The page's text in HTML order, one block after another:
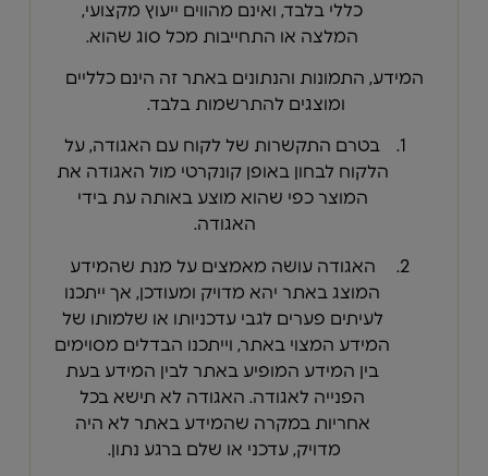
כללי בלבד, ואינם מהווים ייעוץ מקצועי,
המלצה או התחייבות מכל סוג שהוא.
המידע, התמונות והנתונים באתר זה הינם כלליים
ומוצגים להתרשמות בלבד.
בטרם התקשרות של לקוח עם האגודה, על
הלקוח לבחון באופן קונקרטי מול האגודה את
המוצר כפי שהוא מוצע באותה עת בידי
האגודה.
האגודה עושה מאמצים על מנת שהמידע
המוצג באתר יהא מדויק ומעודכן, אך ייתכנו
לעיתים פערים לגבי עדכניותו או שלמותו של
המידע המצוי באתר, וייתכנו הבדלים מסוימים
בין המידע המופיע באתר לבין המידע בעת
הפנייה לאגודה. האגודה לא תישא בכל
אחריות במקרה שהמידע באתר לא היה
מדויק, עדכני או שלם ברגע נתון.